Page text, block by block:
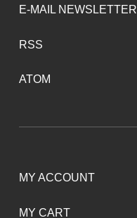
E-MAIL NEWSLETTER
RSS
ATOM
MY ACCOUNT
MY CART